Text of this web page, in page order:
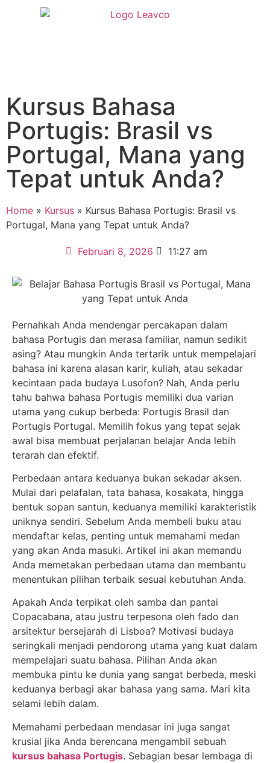
Kursus Bahasa
Portugis: Brasil vs
Portugal, Mana yang
Tepat untuk Anda?
Home » Kursus » Kursus Bahasa Portugis: Brasil vs
Portugal, Mana yang Tepat untuk Anda?
Februari 8, 2026 11:27 am
Pernahkah Anda mendengar percakapan dalam
bahasa Portugis dan merasa familiar, namun sedikit
asing? Atau mungkin Anda tertarik untuk mempelajari
bahasa ini karena alasan karir, kuliah, atau sekadar
kecintaan pada budaya Lusofon? Nah, Anda perlu
tahu bahwa bahasa Portugis memiliki dua varian
utama yang cukup berbeda: Portugis Brasil dan
Portugis Portugal. Memilih fokus yang tepat sejak
awal bisa membuat perjalanan belajar Anda lebih
terarah dan efektif.
Perbedaan antara keduanya bukan sekadar aksen.
Mulai dari pelafalan, tata bahasa, kosakata, hingga
bentuk sopan santun, keduanya memiliki karakteristik
uniknya sendiri. Sebelum Anda membeli buku atau
mendaftar kelas, penting untuk memahami medan
yang akan Anda masuki. Artikel ini akan memandu
Anda memetakan perbedaan utama dan membantu
menentukan pilihan terbaik sesuai kebutuhan Anda.
Apakah Anda terpikat oleh samba dan pantai
Copacabana, atau justru terpesona oleh fado dan
arsitektur bersejarah di Lisboa? Motivasi budaya
seringkali menjadi pendorong utama yang kuat dalam
mempelajari suatu bahasa. Pilihan Anda akan
membuka pintu ke dunia yang sangat berbeda, meski
keduanya berbagi akar bahasa yang sama. Mari kita
selami lebih dalam.
Memahami perbedaan mendasar ini juga sangat
krusial jika Anda berencana mengambil sebuah
kursus bahasa Portugis. Sebagian besar lembaga di